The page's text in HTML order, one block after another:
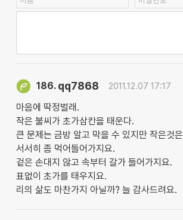
186. qq7868 2011.12.07 17:17
마음에 딱정벌래.
작은 불씨가 초가삼칸을 태운다.
큰 문제는 금방 알고 막을 수 있지만 작은것은
서서히 좀 먹어들어가지요.
겉은 손대지 않고 속부터 갈가 들어가지요.
표없이 초가를 태우지요.
리의 삶도 마찬가지 아닐까? 늘 감사드려요.